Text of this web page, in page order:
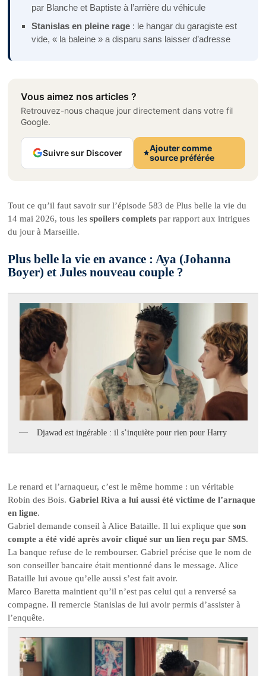
par Blanche et Baptiste à l’arrière du véhicule
Stanislas en pleine rage : le hangar du garagiste est
vide, « la baleine » a disparu sans laisser d’adresse
Vous aimez nos articles ?
Retrouvez-nous chaque jour directement dans votre fil
Google.
Suivre sur Discover
Ajouter comme
source préférée
Tout ce qu’il faut savoir sur l’épisode 583 de Plus belle la vie du
14 mai 2026, tous lesspoilers complets par rapport aux intrigues
du jour à Marseille.
Plus belle la vie en avance : Aya (Johanna
Boyer) et Jules nouveau couple ?
Djawad est ingérable : il s’inquiète pour rien pour Harry
Le renard et l’arnaqueur, c’est le même homme : un véritable
Robin des Bois.Gabriel Riva a lui aussi été victime de l’arnaque
en ligne.
Gabriel demande conseil à Alice Bataille. Il lui explique queson
compte a été vidé après avoir cliqué sur un lien reçu par SMS.
La banque refuse de le rembourser. Gabriel précise que le nom de
son conseiller bancaire était mentionné dans le message. Alice
Bataille lui avoue qu’elle aussi s’est fait avoir.
Marco Baretta maintient qu’il n’est pas celui qui a renversé sa
compagne. Il remercie Stanislas de lui avoir permis d’assister à
l’enquête.